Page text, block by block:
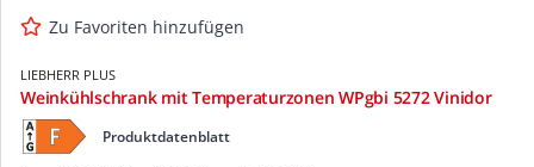
Zu Favoriten hinzufügen
LIEBHERR PLUS
Weinkühlschrank mit Temperaturzonen WPgbi 5272 Vinidor
Produktdatenblatt